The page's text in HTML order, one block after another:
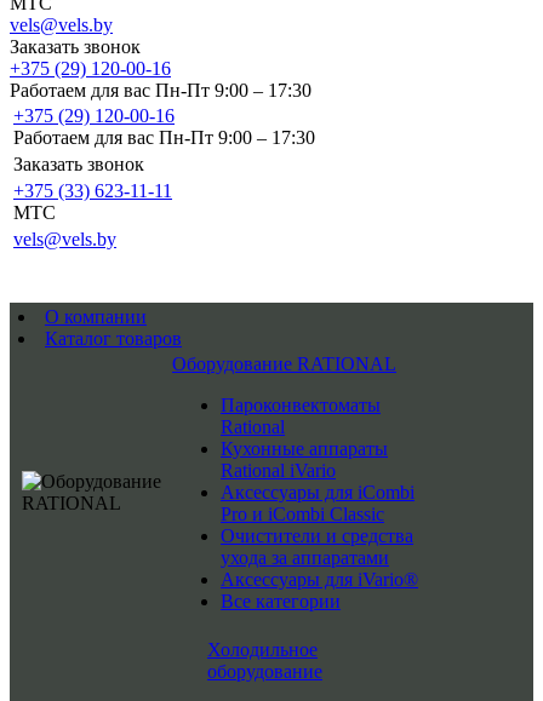
vels@vels.by
Заказать звонок
+375 (29) 120-00-16
Работаем для вас Пн-Пт 9:00 – 17:30
+375 (29) 120-00-16
Работаем для вас Пн-Пт 9:00 – 17:30
Заказать звонок
+375 (33) 623-11-11
MTC
vels@vels.by
О компании
Каталог товаров
Оборудование RATIONAL
Пароконвектоматы
Rational
Кухонные аппараты
Rational iVario
Аксессуары для iCombi
Pro и iCombi Classic
Очистители и средства
ухода за аппаратами
Аксессуары для iVario®
Все категории
Холодильное
оборудование